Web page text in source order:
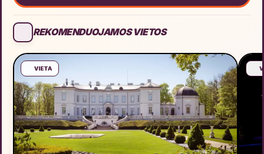
REKOMENDUOJAMOS VIETOS
VIETA